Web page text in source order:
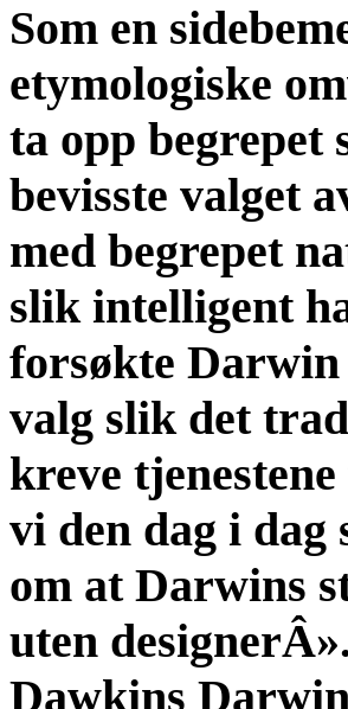
Som en
etymologiske
ta opp begrepet
bevisste valget
med begrepet
slik intelligent
forsøkte Darwin
valg slik det
kreve
vi den dag i dag
om at Darwins
uten
Dawkins